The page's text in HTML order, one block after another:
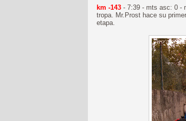
km -143 - 7:39 - mts asc: 0 -
tropa. Mr.Prost hace su
etapa.